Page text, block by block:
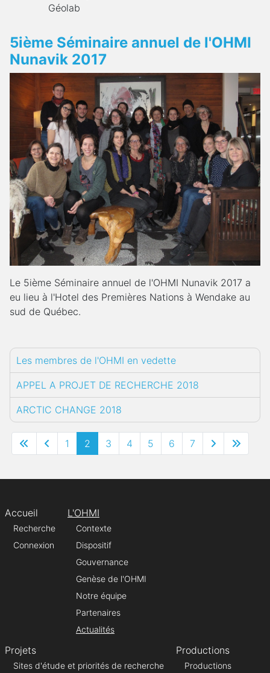
Géolab
5ième Séminaire annuel de l'OHMI
Nunavik 2017
Le 5ième Séminaire annuel de l'OHMI Nunavik 2017 a
eu lieu à l'Hotel des Premières Nations à Wendake au
sud de Québec.
Les membres de l'OHMI en vedette
APPEL A PROJET DE RECHERCHE 2018
ARCTIC CHANGE 2018
1 2 3 4 5 6 7
Accueil
Recherche
Connexion
L'OHMI
Contexte
Dispositif
Gouvernance
Genèse de l'OHMI
Notre équipe
Partenaires
Actualités
Projets
Sites d'étude et priorités de recherche
Productions
Productions